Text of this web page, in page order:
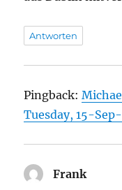
Antworten
Pingback:
Tuesday, 15-
Franksagt: